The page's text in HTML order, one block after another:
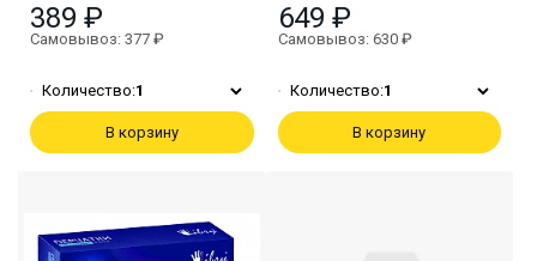
389 ₽
Самовывоз: 377 ₽
Количество:1
В корзину
649 ₽
Самовывоз: 630 ₽
Количество:1
В корзину